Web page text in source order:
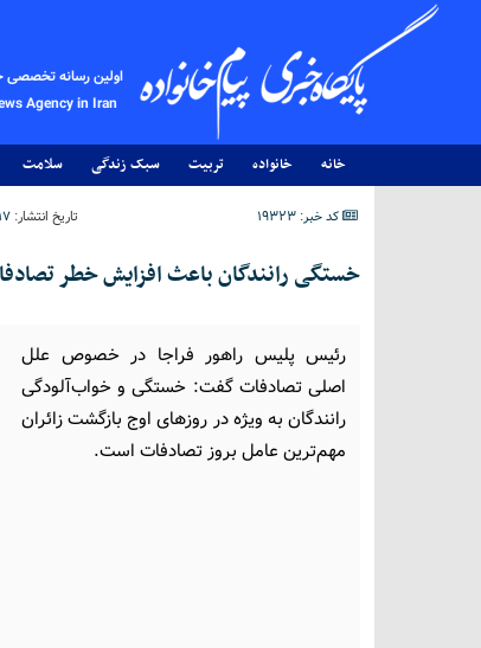
اولین رسانه تخصصی
Agency in Iran
خانه خانواده تربیت سبک زندگی سلامت
کد خبر: 19323 تاریخ انتشار: ۱۷ مرداد ۱۴۰۴ - ۰۴:۵۸
خستگی رانندگان باعث افزایش خطر
رئیس پلیس راهور فراجا در خصوص علل
اصلی تصادفات گفت: خستگی و خواب‌آلودگی
رانندگان به ویژه در روزهای اوج بازگشت زائران
مهم‌ترین عامل بروز تصادفات است.